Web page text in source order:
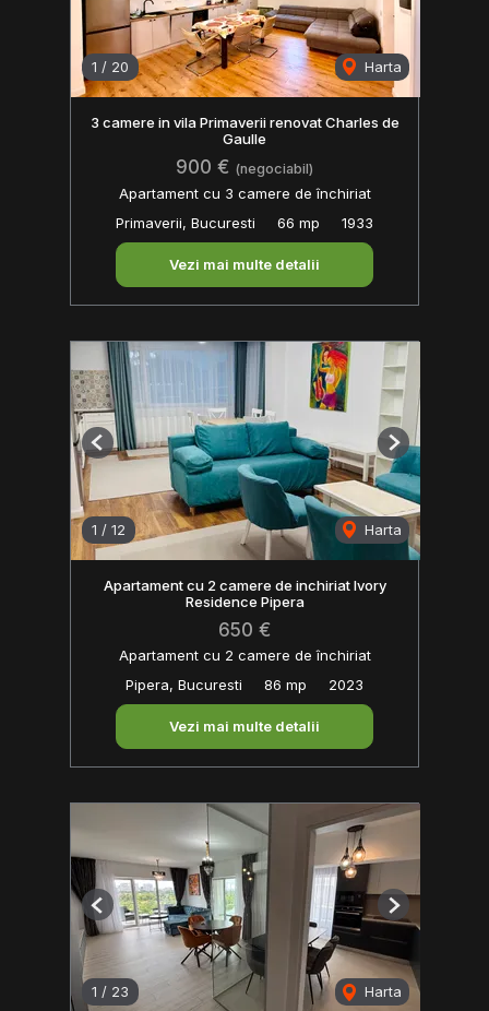
1 / 20 Harta
3 camere in vila Primaverii renovat Charles de
Gaulle
900 € (negociabil)
Apartament cu 3 camere de închiriat
Primaverii, Bucuresti
66 mp 1933
Vezi mai multe detalii
1 / 12 Harta
Previous Next
Apartament cu 2 camere de inchiriat Ivory
Residence Pipera
650 €
Apartament cu 2 camere de închiriat
Pipera, Bucuresti
86 mp 2023
Vezi mai multe detalii
1 / 23 Harta
Previous Next